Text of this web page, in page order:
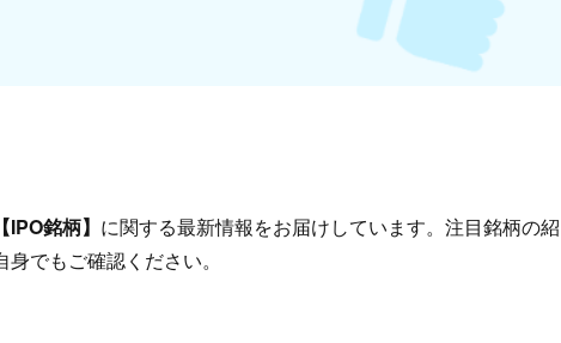
銘柄】 に関する最新情報をお届けしています。注目銘柄の紹
でもご確認ください。